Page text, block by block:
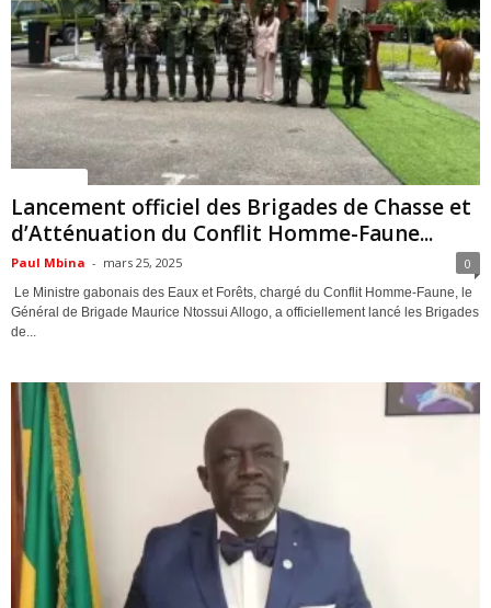
Lancement officiel des Brigades de Chasse et
d’Atténuation du Conflit Homme-Faune...
Paul Mbina - mars 25, 2025 0
Le Ministre gabonais des Eaux et Forêts, chargé du Conflit Homme-Faune, le
Général de Brigade Maurice Ntossui Allogo, a officiellement lancé les Brigades
de...